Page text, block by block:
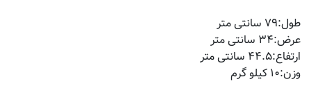
طول:۷۹ سانتی متر
عرض:۳۴ سانتی متر
ارتفاع:۴۴.۵ سانتی متر
وزن:۱۰ کیلو گرم